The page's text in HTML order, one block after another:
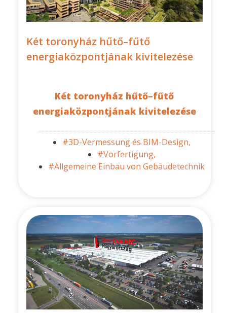
Két toronyház hűtő–fűtő
energiaközpontjának kivitelezése
Két toronyház hűtő–fűtő
energiaközpontjának kivitelezése
#3D-Vermessung és BIM-Design,
#Vorfertigung,
#Allgemeine Einbau von Gebäudetechnik